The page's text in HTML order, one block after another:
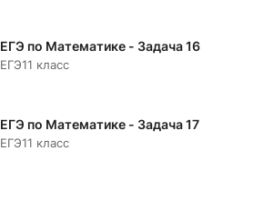
ЕГЭ по Математике - Задача 16
ЕГЭ11 класс
ЕГЭ по Математике - Задача 17
ЕГЭ11 класс